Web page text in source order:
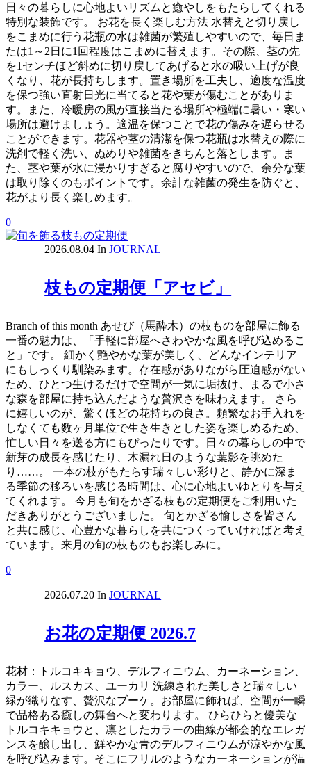
日々の暮らしに心地よいリズムと癒やしをもたらしてくれる
特別な装飾です。 お花を長く楽しむ方法 水替えと切り戻し
をこまめに行う花瓶の水は雑菌が繁殖しやすいので、毎日ま
たは1～2日に1回程度はこまめに替えます。その際、茎の先
を1センチほど斜めに切り戻してあげると水の吸い上げが良
くなり、花が長持ちします。置き場所を工夫し、適度な温度
を保つ強い直射日光に当てると花や葉が傷むことがありま
す。また、冷暖房の風が直接当たる場所や極端に暑い・寒い
場所は避けましょう。適温を保つことで花の傷みを遅らせる
ことができます。花器や茎の清潔を保つ花瓶は水替えの際に
洗剤で軽く洗い、ぬめりや雑菌をきちんと落とします。ま
た、茎や葉が水に浸かりすぎると腐りやすいので、余分な葉
は取り除くのもポイントです。余計な雑菌の発生を防ぐと、
花がより長く楽しめます。
0
2026.08.04 In JOURNAL
枝もの定期便「アセビ」
Branch of this month あせび（馬酔木）の枝ものを部屋に飾る
一番の魅力は、「手軽に部屋へさわやかな風を呼び込めるこ
と」です。 細かく艶やかな葉が美しく、どんなインテリア
にもしっくり馴染みます。存在感がありながら圧迫感がない
ため、ひとつ生けるだけで空間が一気に垢抜け、まるで小さ
な森を部屋に持ち込んだような贅沢さを味わえます。 さら
に嬉しいのが、驚くほどの花持ちの良さ。頻繁なお手入れを
しなくても数ヶ月単位で生き生きとした姿を楽しめるため、
忙しい日々を送る方にもぴったりです。日々の暮らしの中で
新芽の成長を感じたり、木漏れ日のような葉影を眺めた
り……。 一本の枝がもたらす瑞々しい彩りと、静かに深ま
る季節の移ろいを感じる時間は、心に心地よいゆとりを与え
てくれます。 今月も旬をかざる枝もの定期便をご利用いた
だきありがとうございました。 旬とかざる愉しさを皆さん
と共に感じ、心豊かな暮らしを共につくっていければと考え
ています。来月の旬の枝ものもお楽しみに。
0
2026.07.20 In JOURNAL
お花の定期便 2026.7
花材：トルコキキョウ、デルフィニウム、カーネーション、
カラー、ルスカス、ユーカリ 洗練された美しさと瑞々しい
緑が織りなす、贅沢なブーケ。お部屋に飾れば、空間が一瞬
で品格ある癒しの舞台へと変わります。 ひらひらと優美な
トルコキキョウと、凛としたカラーの曲線が都会的なエレガ
ンスを醸し出し、鮮やかな青のデルフィニウムが涼やかな風
を呼び込みます。そこにフリルのようなカーネーションが温